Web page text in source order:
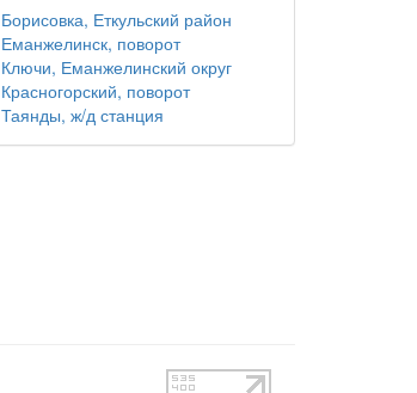
Борисовка, Еткульский район
Еманжелинск, поворот
Ключи, Еманжелинский округ
Красногорский, поворот
Таянды, ж/д станция